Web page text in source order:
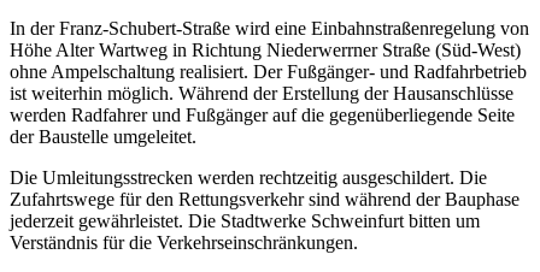
In der Franz-Schubert-Straße wird eine Einbahnstraßenregelung von
Höhe Alter Wartweg in Richtung Niederwerrner Straße (Süd-West)
ohne Ampelschaltung realisiert. Der Fußgänger- und Radfahrbetrieb
ist weiterhin möglich. Während der Erstellung der Hausanschlüsse
werden Radfahrer und Fußgänger auf die gegenüberliegende Seite
der Baustelle umgeleitet.
Die Umleitungsstrecken werden rechtzeitig ausgeschildert. Die
Zufahrtswege für den Rettungsverkehr sind während der Bauphase
jederzeit gewährleistet. Die Stadtwerke Schweinfurt bitten um
Verständnis für die Verkehrseinschränkungen.